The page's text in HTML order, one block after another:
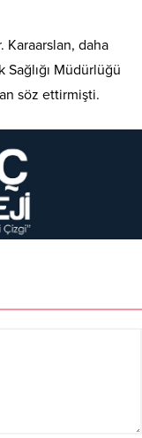
Karaarslan, daha
Sağlığı Müdürlüğü
söz ettirmişti.